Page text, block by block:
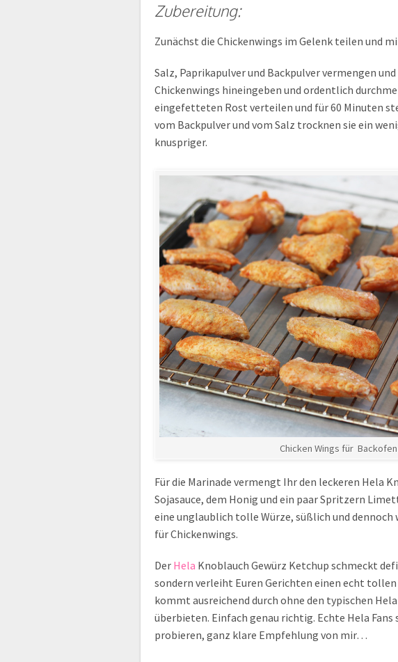
Zubereitung:
Zunächst die Chickenwings im Gelenk teilen und
Salz, Paprikapulver und Backpulver vermengen und
Chickenwings hineingeben und ordentlich
eingefetteten Rost verteilen und für 60 Minuten
vom Backpulver und vom Salz trocknen sie ein
knuspriger.
Chicken Wings für
Für die Marinade vermengt Ihr den leckeren Hela
Sojasauce, dem Honig und ein paar Spritzern
eine unglaublich tolle Würze, süßlich und
für Chickenwings.
Der Hela Knoblauch Gewürz Ketchup schmeckt
sondern verleiht Euren Gerichten einen echt tollen
kommt ausreichend durch ohne den typischen
überbieten. Einfach genau richtig. Echte Hela
probieren, ganz klare Empfehlung von mir…